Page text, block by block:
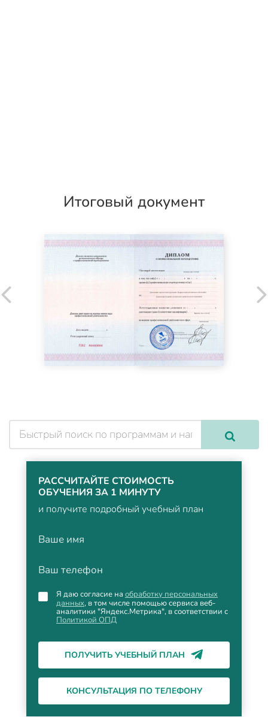
Итоговый документ
РАССЧИТАЙТЕ СТОИМОСТЬ
ОБУЧЕНИЯ ЗА 1 МИНУТУ
и получите подробный учебный план
Ваше имя
Ваш телефон
Я даю согласие на обработку персональных
данных, в том числе помощью сервиса веб-
аналитики "Яндекс.Метрика", в соответствии с
Политикой ОПД
ПОЛУЧИТЬ УЧЕБНЫЙ ПЛАН
КОНСУЛЬТАЦИЯ ПО ТЕЛЕФОНУ